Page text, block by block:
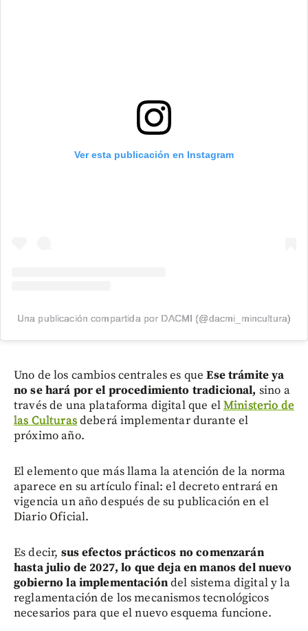
Ver esta publicación en Instagram
Una publicación compartida por DACMI (@dacmi_mincultura)
Uno de los cambios centrales es que Ese trámite ya
no se hará por el procedimiento tradicional, sino a
través de una plataforma digital que elMinisterio de
las Culturasdeberá implementar durante el
próximo año.
El elemento que más llama la atención de la norma
aparece en su artículo final: el decreto entrará en
vigencia un año después de su publicación en el
Diario Oficial.
Es decir, sus efectos prácticos no comenzarán
hasta julio de 2027, lo que deja en manos del nuevo
gobierno la implementacióndel sistema digital y la
reglamentación de los mecanismos tecnológicos
necesarios para que el nuevo esquema funcione.